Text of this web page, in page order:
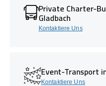
Private Charter-
Gladbach
Kontaktiere Uns
Event-Transport
Kontaktiere Uns